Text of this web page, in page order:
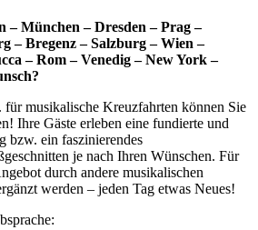
– München – Dresden – Prag –
– Bregenz – Salzburg – Wien –
– Rom – Venedig – New York –
für musikalische Kreuzfahrten können Sie
Ihre Gäste erleben eine fundierte und
bzw. ein faszinierendes
je nach Ihren Wünschen. Für
durch andere musikalischen
werden – jeden Tag etwas Neues!